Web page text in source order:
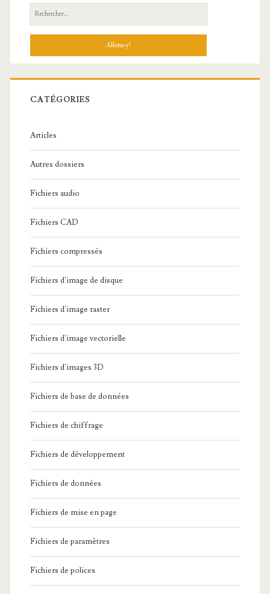
R
e
h
r
c
:
CATÉGORIES
Articles
Autres dossiers
Fichiers audio
Fichiers CAD
Fichiers compressés
Fichiers d'image de disque
Fichiers d'image raster
Fichiers d'image vectorielle
Fichiers d'images 3D
Fichiers de base de données
Fichiers de chiffrage
Fichiers de développement
Fichiers de données
Fichiers de mise en page
Fichiers de paramètres
Fichiers de polices